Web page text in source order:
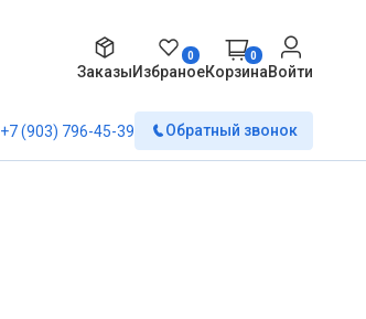
ЗаказыИзбраное
0
Корзина
0
Войти
+7 (903) 796-45-39 Обратный звонок